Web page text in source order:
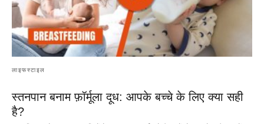
लाइफस्टाइल
स्तनपान बनाम फ़ॉर्मूला दूध: आपके बच्चे के लिए क्या सही
है?